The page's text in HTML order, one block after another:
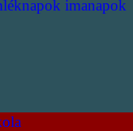
imanapok